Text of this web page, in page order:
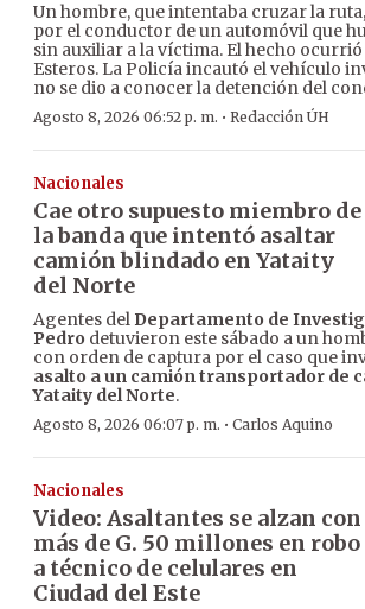
Un hombre, que intentaba cruzar la
por el conductor de un automóvil que
sin auxiliar a la víctima. El hecho
Esteros. La Policía incautó el vehículo
no se dio a conocer la detención del
Agosto 8, 2026 06:52 p. m. · Redacción ÚH
Nacionales
Cae otro supuesto miembro de
la banda que intentó asaltar
camión blindado en Yataity
del Norte
Agentes del Departamento de
Pedro detuvieron este sábado a un
con orden de captura por el caso que
asalto a un camión transportador de
Yataity del Norte.
Agosto 8, 2026 06:07 p. m. · Carlos Aquino
Nacionales
Video: Asaltantes se alzan con
más de G. 50 millones en robo
a técnico de celulares en
Ciudad del Este